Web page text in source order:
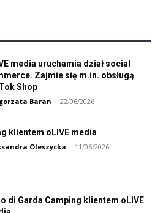
media uruchamia dział social
Zajmie się m.in. obsługą
Shop
Baran - 22/06/2026
klientem oLIVE media
Oleszycka - 11/06/2026
di Garda Camping klientem oLIVE